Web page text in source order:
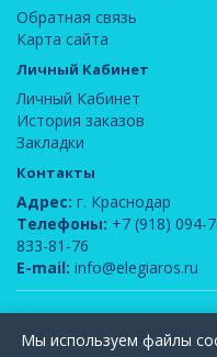
Обратная связь
Карта сайта
Личный Кабинет
Личный Кабинет
История заказов
Закладки
Контакты
Адрес: г. Краснодар
Телефоны: +7 (918) 094-
833-81-76
E-mail: info@elegiaros.ru
Вся информация, содержащаяся
Мы используем файлы